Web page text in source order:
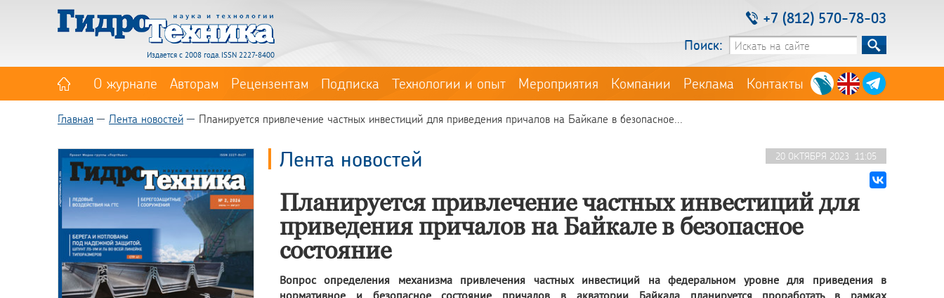
Издается с 2008 года. ISSN 2227-8400
+7 (812) 570-78-03
Поиск:
О журнале Авторам Рецензентам Подписка Технологии и опыт Мероприятия Компании Реклама Контакты
Главная Лента новостей Планируется привлечение частных инвестиций для приведения причалов на Байкале в безопасное...
20 ОКТЯБРЯ 2023 11:05
Лента новостей
Планируется привлечение частных инвестиций для
приведения причалов на Байкале в безопасное
состояние
Вопрос определения механизма привлечения частных инвестиций на федеральном уровне для приведения в
нормативное и безопасное состояние причалов в акватории Байкала планируется проработать в рамках